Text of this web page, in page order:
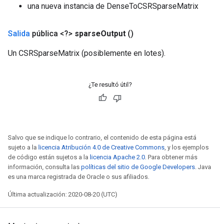
una nueva instancia de DenseToCSRSparseMatrix
Salida pública <?> sparseOutput ()
Un CSRSparseMatrix (posiblemente en lotes).
¿Te resultó útil?
Salvo que se indique lo contrario, el contenido de esta página está
sujeto a la licencia Atribución 4.0 de Creative Commons, y los ejemplos
de código están sujetos a la licencia Apache 2.0. Para obtener más
información, consulta las políticas del sitio de Google Developers. Java
es una marca registrada de Oracle o sus afiliados.
Última actualización: 2020-08-20 (UTC)